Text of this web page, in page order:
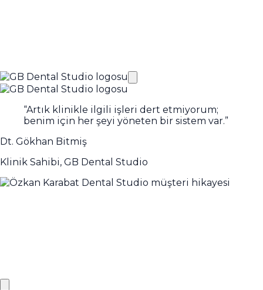
“Artık klinikle ilgili işleri dert etmiyorum;
benim için her şeyi yöneten bir sistem var.”
Dt. Gökhan Bitmiş
Klinik Sahibi, GB Dental Studio